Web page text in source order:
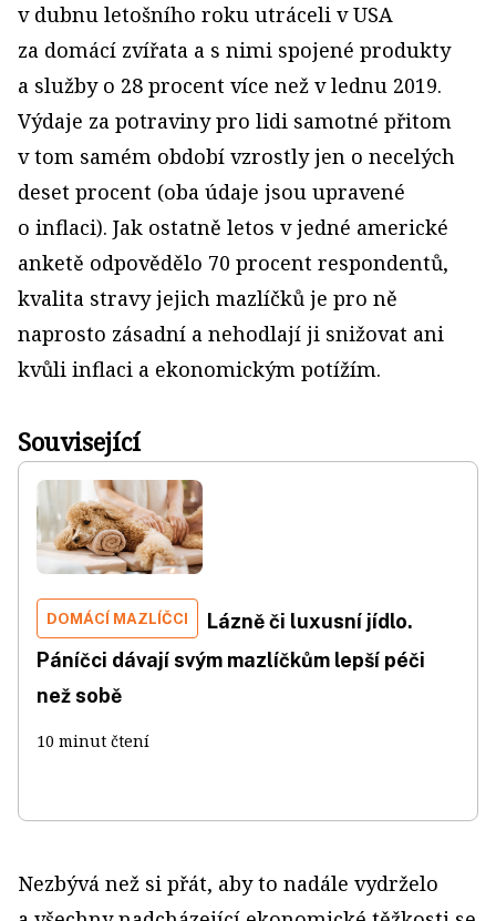
v dubnu letošního roku utráceli v USA
za domácí zvířata a s nimi spojené produkty
a služby o 28 procent více než v lednu 2019.
Výdaje za potraviny pro lidi samotné přitom
v tom samém období vzrostly jen o necelých
deset procent (oba údaje jsou upravené
o inflaci). Jak ostatně letos v jedné americké
anketě odpovědělo 70 procent respondentů,
kvalita stravy jejich mazlíčků je pro ně
naprosto zásadní a nehodlají ji snižovat ani
kvůli inflaci a ekonomickým potížím.
Související
DOMÁCÍ MAZLÍČCI
Lázně či luxusní jídlo.
Páníčci dávají svým mazlíčkům lepší péči
než sobě
10 minut čtení
Nezbývá než si přát, aby to nadále vydrželo